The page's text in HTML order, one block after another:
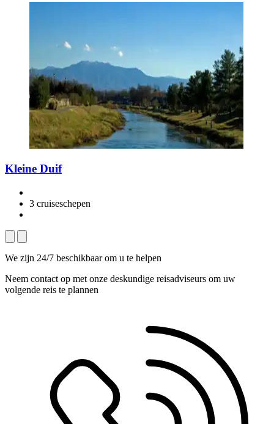
Kleine Duif
3 cruiseschepen
We zijn 24/7 beschikbaar om u te helpen
Neem contact op met onze deskundige reisadviseurs om uw
volgende reis te plannen